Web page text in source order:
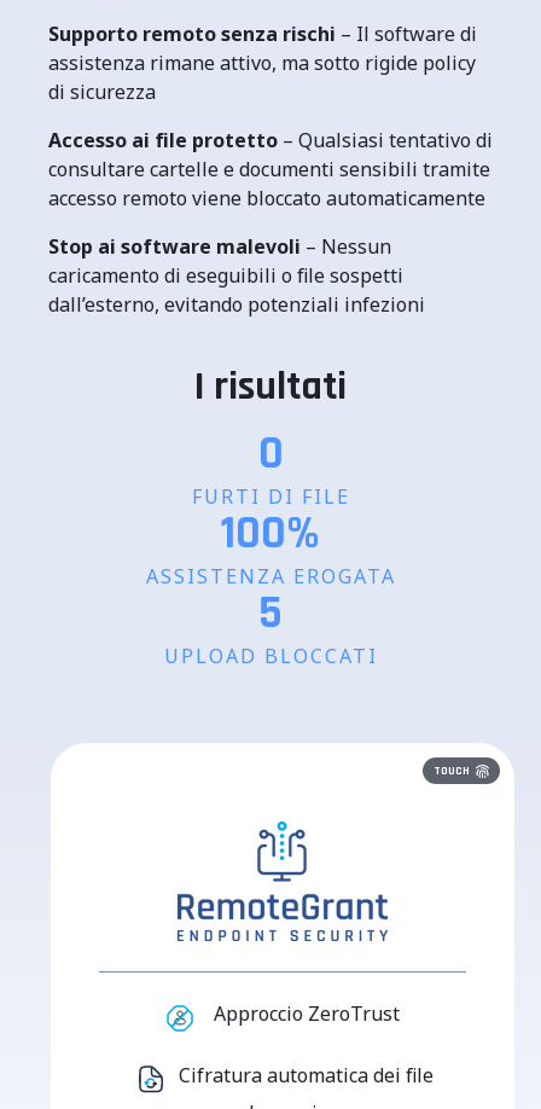
Supporto remoto senza rischi – Il software di
assistenza rimane attivo, ma sotto rigide policy
di sicurezza
Accesso ai file protetto – Qualsiasi tentativo di
consultare cartelle e documenti sensibili tramite
accesso remoto viene bloccato automaticamente
Stop ai software malevoli – Nessun
caricamento di eseguibili o file sospetti
dall’esterno, evitando potenziali infezioni
I risultati
0
FURTI DI FILE
100%
ASSISTENZA EROGATA
5
UPLOAD BLOCCATI
TOUCH
Approccio ZeroTrust
Cifratura automatica dei file